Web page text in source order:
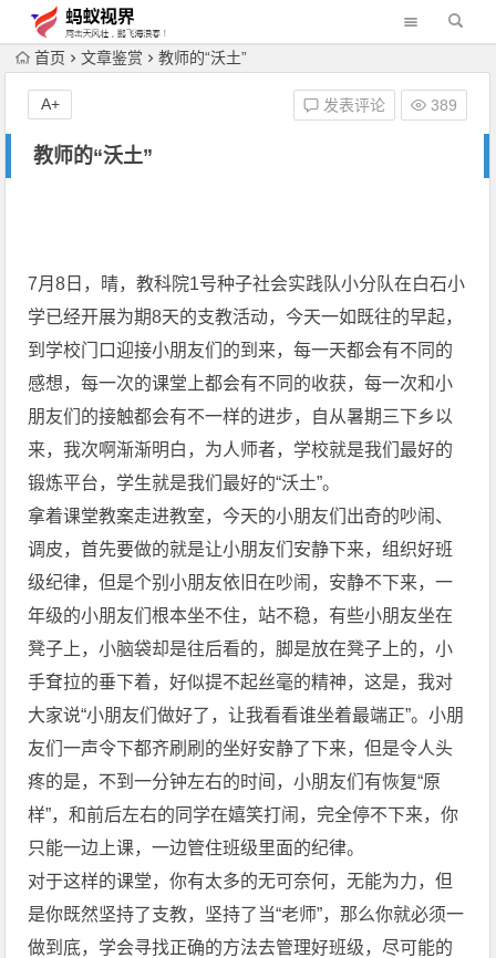
首页 文章鉴赏 教师的“沃土”
教师的“沃土”
发表评论 389
A+
7月8日，晴，教科院1号种子社会实践队小分队在白石小
学已经开展为期8天的支教活动，今天一如既往的早起，
到学校门口迎接小朋友们的到来，每一天都会有不同的
感想，每一次的课堂上都会有不同的收获，每一次和小
朋友们的接触都会有不一样的进步，自从暑期三下乡以
来，我次啊渐渐明白，为人师者，学校就是我们最好的
锻炼平台，学生就是我们最好的“沃土”。
拿着课堂教案走进教室，今天的小朋友们出奇的吵闹、
调皮，首先要做的就是让小朋友们安静下来，组织好班
级纪律，但是个别小朋友依旧在吵闹，安静不下来，一
年级的小朋友们根本坐不住，站不稳，有些小朋友坐在
凳子上，小脑袋却是往后看的，脚是放在凳子上的，小
手耷拉的垂下着，好似提不起丝毫的精神，这是，我对
大家说“小朋友们做好了，让我看看谁坐着最端正”。小朋
友们一声令下都齐刷刷的坐好安静了下来，但是令人头
疼的是，不到一分钟左右的时间，小朋友们有恢复“原
样”，和前后左右的同学在嬉笑打闹，完全停不下来，你
只能一边上课，一边管住班级里面的纪律。
对于这样的课堂，你有太多的无可奈何，无能为力，但
是你既然坚持了支教，坚持了当“老师”，那么你就必须一
做到底，学会寻找正确的方法去管理好班级，尽可能的